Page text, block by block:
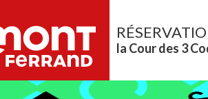
la Cour des 3